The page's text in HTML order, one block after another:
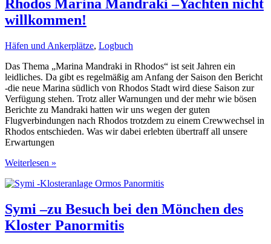
und
Rhodos
Rhodos Marina Mandraki –Yachten nicht
willkommen!
Häfen und Ankerplätze, Logbuch
Das Thema „Marina Mandraki in Rhodos“ ist seit Jahren ein
leidliches. Da gibt es regelmäßig am Anfang der Saison den Bericht
-die neue Marina südlich von Rhodos Stadt wird diese Saison zur
Verfügung stehen. Trotz aller Warnungen und der mehr wie bösen
Berichte zu Mandraki hatten wir uns wegen der guten
Flugverbindungen nach Rhodos trotzdem zu einem Crewwechsel in
Rhodos entschieden. Was wir dabei erlebten übertraff all unsere
Erwartungen
Rhodos
Mandraki
Yachten
nicht
willkommen!
Weiterlesen »
Symi –zu Besuch bei den Mönchen des
Kloster Panormitis